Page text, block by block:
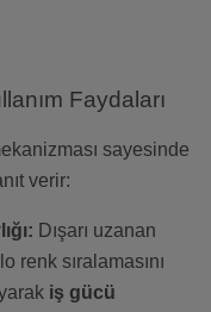
Faydaları
sayesinde
verir:
Dışarı uzanan
renk sıralamasını
iş gücü